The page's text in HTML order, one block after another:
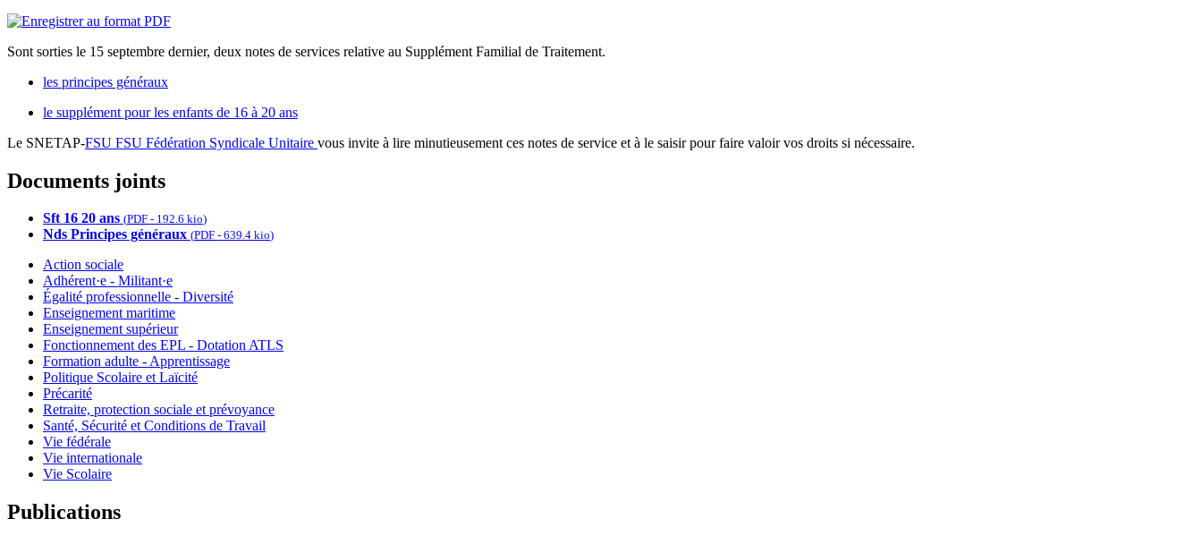
Sont sorties le 15 septembre dernier, deux notes de services relative au Supplément Familial de Traitement.
les principes généraux
le supplément pour les enfants de 16 à 20 ans
Le SNETAP-FSU FSU Fédération Syndicale Unitaire vous invite à lire minutieusement ces notes de service et à le saisir pour faire valoir vos droits si nécessaire.
Documents joints
Sft 16 20 ans (PDF - 192.6 kio)
Nds Principes généraux (PDF - 639.4 kio)
Action sociale
Adhérent·e - Militant·e
Égalité professionnelle - Diversité
Enseignement maritime
Enseignement supérieur
Fonctionnement des EPL - Dotation ATLS
Formation adulte - Apprentissage
Politique Scolaire et Laïcité
Précarité
Retraite, protection sociale et prévoyance
Santé, Sécurité et Conditions de Travail
Vie fédérale
Vie internationale
Vie Scolaire
Publications